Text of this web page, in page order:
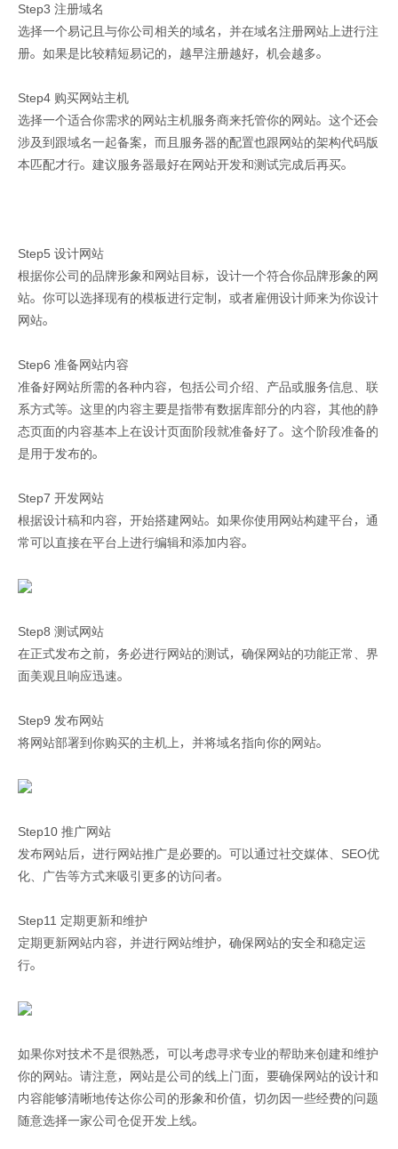
Step3 注册域名
选择一个易记且与你公司相关的域名，并在域名注册网站上进行注
册。如果是比较精短易记的，越早注册越好，机会越多。
Step4 购买网站主机
选择一个适合你需求的网站主机服务商来托管你的网站。这个还会
涉及到跟域名一起备案，而且服务器的配置也跟网站的架构代码版
本匹配才行。建议服务器最好在网站开发和测试完成后再买。
Step5 设计网站
根据你公司的品牌形象和网站目标，设计一个符合你品牌形象的网
站。你可以选择现有的模板进行定制，或者雇佣设计师来为你设计
网站。
Step6 准备网站内容
准备好网站所需的各种内容，包括公司介绍、产品或服务信息、联
系方式等。这里的内容主要是指带有数据库部分的内容，其他的静
态页面的内容基本上在设计页面阶段就准备好了。这个阶段准备的
是用于发布的。
Step7 开发网站
根据设计稿和内容，开始搭建网站。如果你使用网站构建平台，通
常可以直接在平台上进行编辑和添加内容。
Step8 测试网站
在正式发布之前，务必进行网站的测试，确保网站的功能正常、界
面美观且响应迅速。
Step9 发布网站
将网站部署到你购买的主机上，并将域名指向你的网站。
Step10 推广网站
发布网站后，进行网站推广是必要的。可以通过社交媒体、SEO优
化、广告等方式来吸引更多的访问者。
Step11 定期更新和维护
定期更新网站内容，并进行网站维护，确保网站的安全和稳定运
行。
如果你对技术不是很熟悉，可以考虑寻求专业的帮助来创建和维护
你的网站。请注意，网站是公司的线上门面，要确保网站的设计和
内容能够清晰地传达你公司的形象和价值，切勿因一些经费的问题
随意选择一家公司仓促开发上线。